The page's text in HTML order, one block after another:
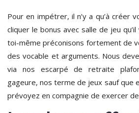
Pour en impétrer, il n’y a qu’à créer
cliquer le bonus avec salle de jeu
toi-même préconisons fortement de
des vocable et arguments. Nous
via nos escarpé de retraite
gageure, nos terme de jeux sauf que
prévoyez en compagnie de exercer